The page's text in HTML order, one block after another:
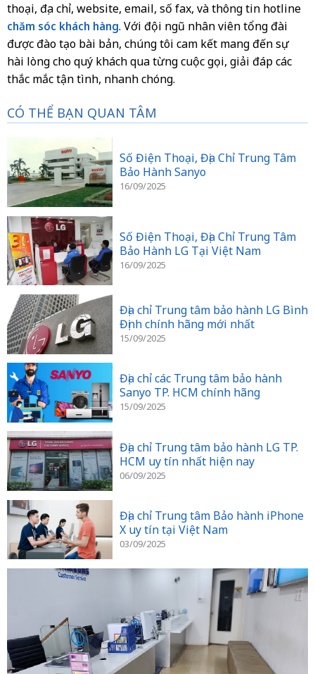
thoại, địa chỉ, website, email, số fax, và thông tin hotline
chăm sóc khách hàng. Với đội ngũ nhân viên tổng đài
được đào tạo bài bản, chúng tôi cam kết mang đến sự
hài lòng cho quý khách qua từng cuộc gọi, giải đáp các
thắc mắc tận tình, nhanh chóng.
CÓ THỂ BẠN QUAN TÂM
Số Điện Thoại, Địa Chỉ Trung Tâm
Bảo Hành Sanyo
16/09/2025
Số Điện Thoại, Địa Chỉ Trung Tâm
Bảo Hành LG Tại Việt Nam
16/09/2025
Địa chỉ Trung tâm bảo hành LG Bình
Định chính hãng mới nhất
15/09/2025
Địa chỉ các Trung tâm bảo hành
Sanyo TP. HCM chính hãng
15/09/2025
Địa chỉ Trung tâm bảo hành LG TP.
HCM uy tín nhất hiện nay
06/09/2025
Địa chỉ Trung tâm Bảo hành iPhone
X uy tín tại Việt Nam
03/09/2025